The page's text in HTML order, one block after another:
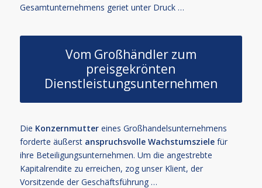
Gesamtunternehmens geriet unter Druck …
Vom Großhändler zum
preisgekrönten
Dienstleistungsunternehmen
Die Konzernmuttereines Großhandelsunternehmens
forderte äußerst anspruchsvolle Wachstumszielefür
ihre Beteiligungsunternehmen. Um die angestrebte
Kapitalrendite zu erreichen, zog unser Klient, der
Vorsitzende der Geschäftsführung …